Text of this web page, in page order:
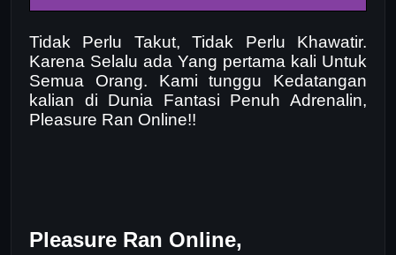
Tidak Perlu Takut, Tidak Perlu Khawatir.
Karena Selalu ada Yang pertama kali Untuk
Semua Orang. Kami tunggu Kedatangan
kalian di Dunia Fantasi Penuh Adrenalin,
Pleasure Ran Online!!
Pleasure Ran Online,